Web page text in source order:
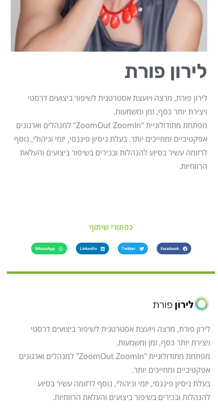
לירון פורת
לירון פורת, מרצה ויועצת אסטרטגית לשיפור ביצועים דרסטי
ויצירת יותר כסף, זמן ומשמעות.
מפתחת מתודולוגיית "ZoomOut ZoomIn" למנהלים וארגונים
אפקטיביים ומחייכים יותר. בעלת ניסיון פיננסי, יזמי וניהולי, נוסף
לרזומה עשיר בסיוע להנהלות ובכירים בשיפור ביצועים והעלאת
הרווחיות.
כפתורי שיתוף
Facebook
Twitter
LinkedIn
WhatsApp
לירון פורת, מרצה ויועצת אסטרטגית לשיפור ביצועים דרסטי
ויצירת יותר כסף, זמן ומשמעות.
מפתחת מתודולוגיית "ZoomOut ZoomIn" למנהלים וארגונים
אפקטיביים ומחייכים יותר.
בעלת ניסיון פיננסי, יזמי וניהולי, נוסף לרזומה עשיר בסיוע
להנהלות ובכירים בשיפור ביצועים והעלאת הרווחיות.